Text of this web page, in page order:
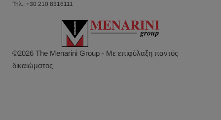
Τηλ.: +30 210 8316111
©2026 The Menarini Group - Με επιφύλαξη παντός
δικαιώματος